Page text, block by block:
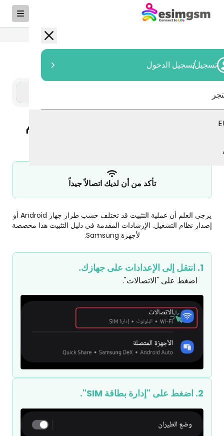
تسجيل/تسجيل الدخولرجوع
كيفية تثبيت شريحة eSIM على نظام
تأكد من أن لديك اتصالاً جيداً
يرجى العلم أن عملية التثبيت قد تختلف حسب طراز جهاز Android أو
إصدار نظام التشغيل. الإرشادات المقدمة في دليل التثبيت هذا مخصصة
لأجهزة Samsung.
1. انتقل إلى الإعدادات على جهازك.
اضغط على "الاتصالات".
2. اضغط على "إدارة بطاقة SIM".